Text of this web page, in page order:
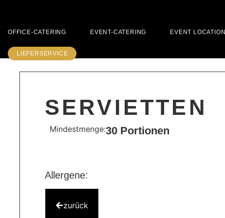
OFFICE-CATERING EVENT-CATERING EVENT LOCATION
LIEFERSERVICE
SERVIETTEN
Mindestmenge:30 Portionen
Allergene:
zurück